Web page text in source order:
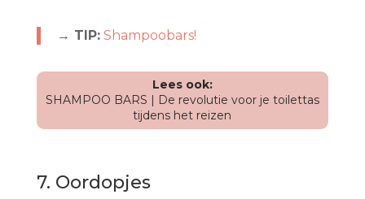
→ TIP: Shampoobars!
Lees ook:
SHAMPOO BARS | De revolutie voor je toilettas
tijdens het reizen
7. Oordopjes